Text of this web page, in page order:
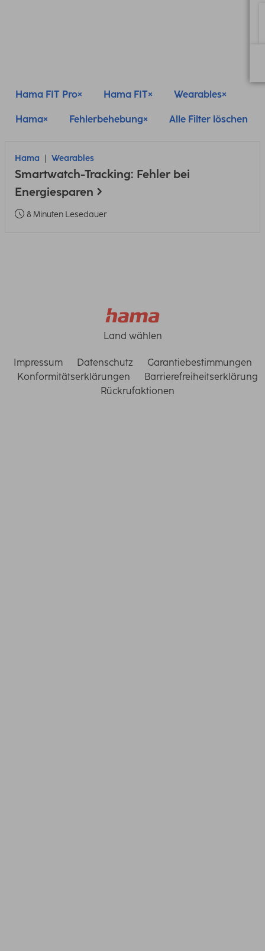
Hama FIT Pro Hama FIT Wearables
Hama Fehlerbehebung Alle Filter löschen
Hama Wearables
Smartwatch-Tracking: Fehler bei
Energiesparen
8 Minuten Lesedauer
Land wählen
Impressum Datenschutz
Garantiebestimmungen
Konformitätserklärungen
Barrierefreiheitserklärung
Rückrufaktionen